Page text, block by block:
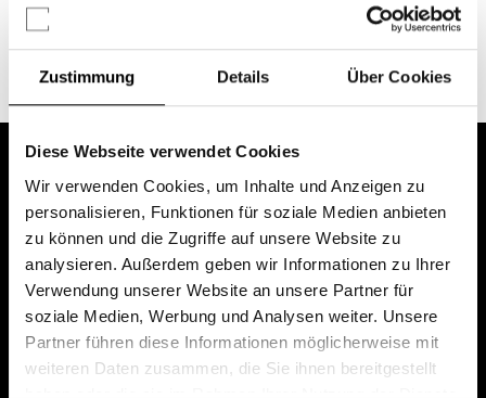
Zustimmung Details Über Cookies
Diese Webseite verwendet Cookies
Wir verwenden Cookies, um Inhalte und Anzeigen zu
personalisieren, Funktionen für soziale Medien anbieten
zu können und die Zugriffe auf unsere Website zu
analysieren. Außerdem geben wir Informationen zu Ihrer
Verwendung unserer Website an unsere Partner für
soziale Medien, Werbung und Analysen weiter. Unsere
Partner führen diese Informationen möglicherweise mit
weiteren Daten zusammen, die Sie ihnen bereitgestellt
Chancen & Risiken
Das erste Depot in Österreich mit 0€ Kontoführung,
0€ Ausgabeaufschlag und 0€ Depotgebühren bei